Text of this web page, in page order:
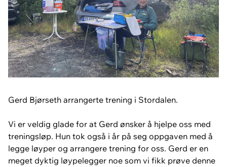
Gerd Bjørseth arrangerte trening i Stordalen.
Vi er veldig glade for at Gerd ønsker å hjelpe oss med
treningsløp. Hun tok også i år på seg oppgaven med å
legge løyper og arrangere trening for oss. Gerd er en
meget dyktig løypelegger noe som vi fikk prøve denne